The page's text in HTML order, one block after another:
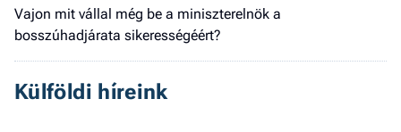
Vajon mit vállal még be a miniszterelnök a
bosszúhadjárata sikerességéért?
Külföldi híreink